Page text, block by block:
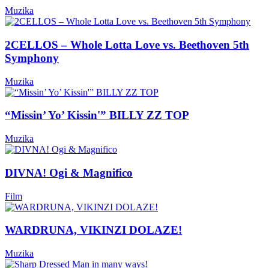
Muzika
2CELLOS – Whole Lotta Love vs. Beethoven 5th
Symphony
Muzika
“Missin’ Yo’ Kissin'” BILLY ZZ TOP
Muzika
DIVNA! Ogi & Magnifico
Film
WARDRUNA, VIKINZI DOLAZE!
Muzika